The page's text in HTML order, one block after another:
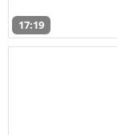
17:19